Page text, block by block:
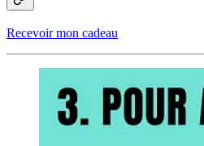
Recevoir mon cadeau